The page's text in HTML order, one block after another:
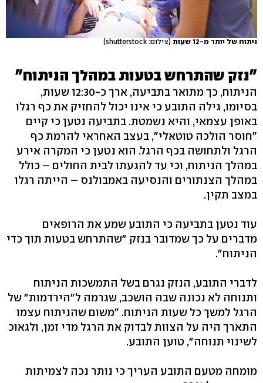
ניתוח של יותר מ-12 שעות (צילום: shutterstock)
"נזק שהתרחש בטעות במהלך הניתוח"
הניתוח, כך מתואר בתביעה, ארך כ-12:30 שעות,
בסיומו, גילה התובע כי אינו יכול להחזיק את כף רגלו
באופן עצמאי, והיא נשמטת. בתביעה נטען כי קיים
"חוסר הולכה טוטאלי", בעצב האחראי להרמת כף
הרגל ולתחושה בכף הרגל. הוא נטען כי המקרה אירע
במהלך הניתוח, וכי עד להגעתו לבית החולים – כולל
במהלך הצנתורים והנסיעה באמבולנס – הייתה רגלו
במצב תקין.
עוד נטען בתביעה כי התובע שמע את הרופאים
מדברים על כך שמדובר בנזק "שהתרחש בטעות תוך כדי
הניתוח".
לדברי התובע, הנזק נגרם בשל התמשכות הניתוח
ותנוחה לא נכונה שבה הושכב, שגרמה ל"הירדמות" של
הרגל למשך כל שעות הניתוח. "משום שהניתוח עצמו
התארך היה על הצוות לבדוק את הרגל מדי זמן, ולגאוכ
לשינוי תנוחה", טוען התובע.
מומחה מטעם התובע העריך כי נותר נכה לצמיתות